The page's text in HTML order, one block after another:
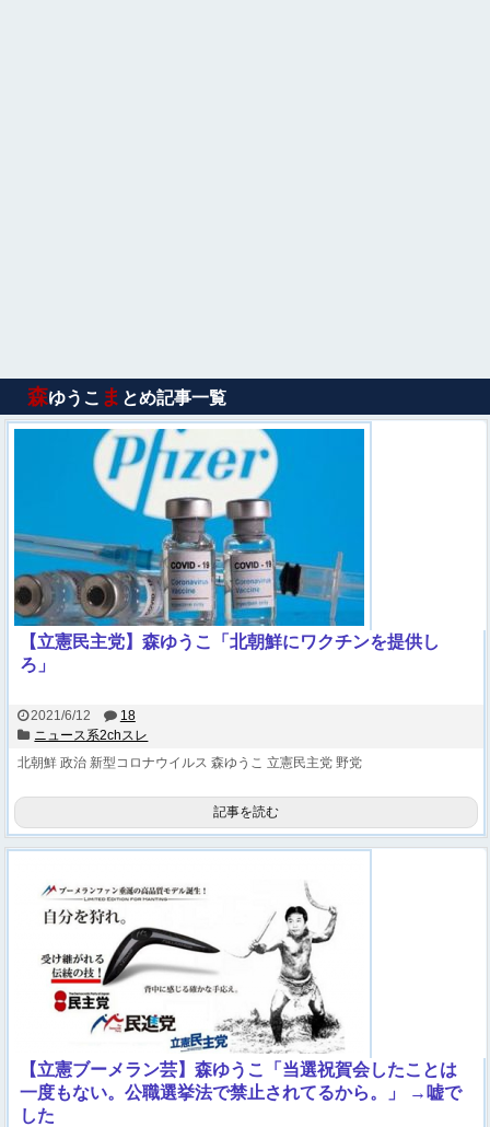
森ゆうこ ま とめ記事一覧
【立憲民主党】森ゆうこ「北朝鮮にワクチンを提供し
ろ」
2021/6/12
18
ニュース系2chスレ
北朝鮮 政治 新型コロナウイルス 森ゆうこ 立憲民主党 野党
記事を読む
【立憲ブーメラン芸】森ゆうこ「当選祝賀会したことは
一度もない。公職選挙法で禁止されてるから。」 →嘘で
した